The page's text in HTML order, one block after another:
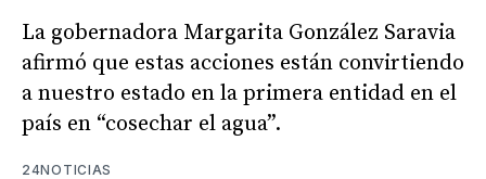
La gobernadora Margarita González Saravia
afirmó que estas acciones están convirtiendo
a nuestro estado en la primera entidad en el
país en “cosechar el agua”.
24NOTICIAS